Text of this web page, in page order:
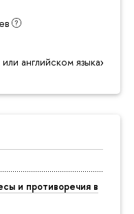
английском языках
и противоречия в